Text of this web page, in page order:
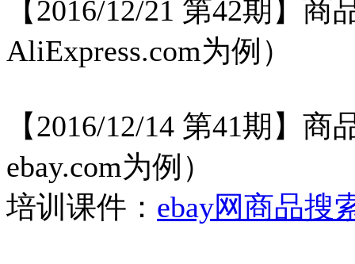
【2016/12/21 第42期】
AliExpress.com为例）
【2016/12/14 第41期】
ebay.com为例）
培训课件： ebay网商品搜